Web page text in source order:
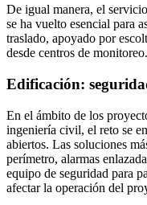
De igual manera, el
se ha vuelto esencial para
traslado, apoyado por
desde centros de monitoreo.
Edificación:
En el ámbito de los
ingeniería civil, el reto se
abiertos. Las soluciones
perímetro, alarmas
equipo de seguridad para
afectar la operación del